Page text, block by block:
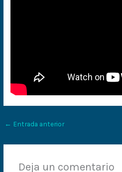
← Entrada anterior
Deja un comentario